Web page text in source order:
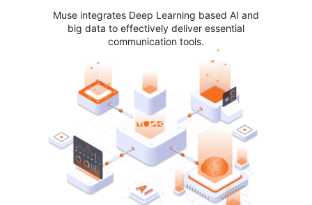
Muse integrates Deep Learning based AI and
big data to effectively deliver essential
communication tools.